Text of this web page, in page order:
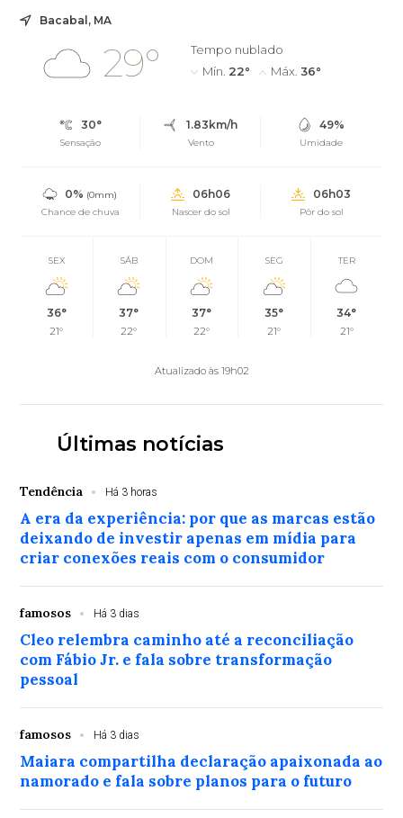
preservar a filha desse ambiente.
Bacabal, MA
29°
Tempo nublado
Mín. 22° Máx. 36°
30°
Sensação
1.83km/h
Vento
49%
Umidade
0% (0mm)
Chance de chuva
06h06
Nascer do sol
06h03
Pôr do sol
SEX
36°
21°
SÁB
37°
22°
DOM
37°
22°
SEG
35°
21°
TER
34°
21°
Atualizado às 19h02
Últimas notícias
Tendência Há 3 horas
A era da experiência: por que as marcas estão
deixando de investir apenas em mídia para
criar conexões reais com o consumidor
famosos Há 3 dias
Cleo relembra caminho até a reconciliação
com Fábio Jr. e fala sobre transformação
pessoal
famosos Há 3 dias
Maiara compartilha declaração apaixonada ao
namorado e fala sobre planos para o futuro